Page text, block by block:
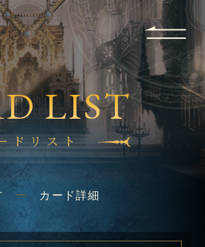
FOR
BEGINNERS
APPLICATION
LIST
ドリスト
カード詳細